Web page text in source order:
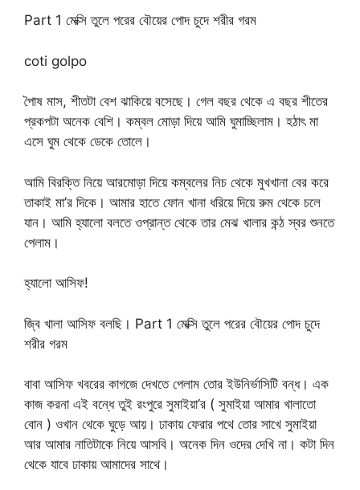
Part 1 মেক্সি তুলে পরের বৌয়ের পোদ চুদে শরীর গরম
coti golpo
পৈাষ মাস, শীতটা বেশ ঝাকিয়ে বসেছে। গেল বছর থেকে এ বছর শীতের
প্রকপটা অনেক বেশি। কম্বল মোড়া দিয়ে আমি ঘুমাচ্ছিলাম। হঠাৎ মা
এসে ঘুম থেকে ডেকে তোলে।
আমি বিরক্তি নিয়ে আরমোড়া দিয়ে কম্বলের নিচ থেকে মুখখানা বের করে
তাকাই মা’র দিকে। আমার হাতে ফোন খানা ধরিয়ে দিয়ে রুম থেকে চলে
যান। আমি হ্যালো বলতে ওপ্রান্ত থেকে তার মেঝ খালার কন্ঠ স্বর শুনতে
পেলাম।
হ্যালো আসিফ!
জ্বি খালা আসিফ বলছি। Part 1 মেক্সি তুলে পরের বৌয়ের পোদ চুদে
শরীর গরম
বাবা আসিফ খবরের কাগজে দেখতে পেলাম তোর ইউনির্ভাসিটি বন্ধ। এক
কাজ করনা এই বন্ধে তুই রংপুরে সুমাইয়া’র ( সুমাইয়া আমার খালাতো
বোন ) ওখান থেকে ঘুড়ে আয়। ঢাকায় ফেরার পথে তোর সাখে সুমাইয়া
আর আমার নাতিটাকে নিয়ে আসবি। অনেক দিন ওদের দেখি না। কটা দিন
থেকে যাবে ঢাকায় আমাদের সাথে।